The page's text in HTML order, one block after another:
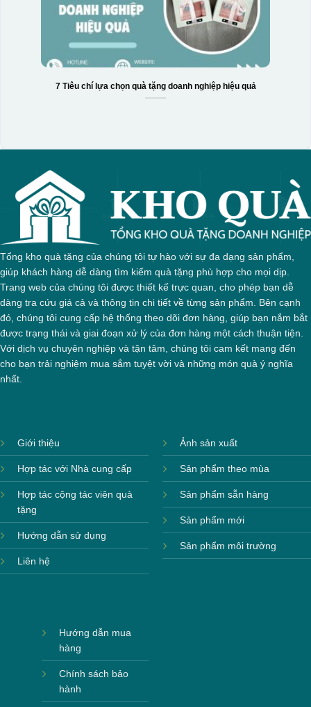
7 Tiêu chí lựa chọn quà tặng doanh nghiệp hiệu quả
Tổng kho quà tặng của chúng tôi tự hào với sự đa dạng sản phẩm,
giúp khách hàng dễ dàng tìm kiếm quà tặng phù hợp cho mọi dịp.
Trang web của chúng tôi được thiết kế trực quan, cho phép bạn dễ
dàng tra cứu giá cả và thông tin chi tiết về từng sản phẩm. Bên cạnh
đó, chúng tôi cung cấp hệ thống theo dõi đơn hàng, giúp bạn nắm bắt
được trạng thái và giai đoạn xử lý của đơn hàng một cách thuận tiện.
Với dịch vụ chuyên nghiệp và tận tâm, chúng tôi cam kết mang đến
cho bạn trải nghiệm mua sắm tuyệt vời và những món quà ý nghĩa
nhất.
Giới thiệu
Hợp tác với Nhà cung cấp
Hợp tác cộng tác viên quà
tặng
Hướng dẫn sử dụng
Liên hệ
Ảnh sản xuất
Sản phẩm theo mùa
Sản phẩm sẵn hàng
Sản phẩm mới
Sản phẩm môi trường
Hướng dẫn mua
hàng
Chính sách bảo
hành